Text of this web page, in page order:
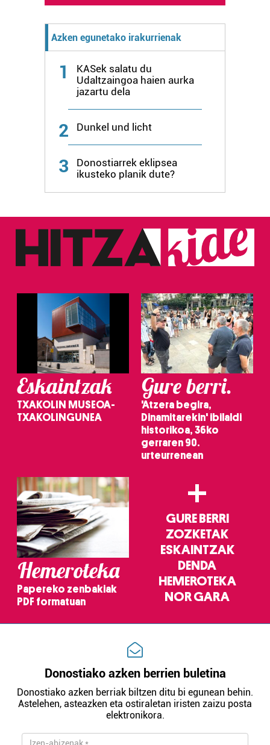
erabiltzeko baimen esplizitua ematen diguzu.Gehiago
Azken egunetako irakurrienak
1
KASek salatu du
Udaltzaingoa haien aurka
jazartu dela
2 Dunkel und licht
3
Donostiarrek eklipsea
ikusteko planik dute?
Eskaintzak
TXAKOLIN MUSEOA-
TXAKOLINGUNEA
Gure berri.
'Atzera begira,
Dinamitarekin' ibilaldi
historikoa, 36ko
gerraren 90.
urteurrenean
Hemeroteka
Papereko zenbakiak
PDF formatuan
+
GURE BERRI
ZOZKETAK
ESKAINTZAK
DENDA
HEMEROTEKA
NOR GARA
Donostiako azken berrien buletina
Donostiako azken berriak biltzen ditu bi egunean behin.
Astelehen, asteazken eta ostiraletan iristen zaizu posta
elektronikora.